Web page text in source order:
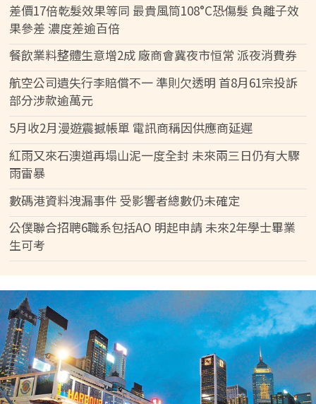
差價17倍乾髮效果等同 最貴風筒108°C恐傷髮 負離子效
果參差 濃度差逾百倍
餐飲業料整體生意增2成 廠商會冀夜市恒常 派夜消費券
航空公司遺失行李賠償不一 準則欠透明 首8月61宗投訴
部分涉款逾萬元
5月收2月漫遊震撼帳單 電訊商稱因供應商延遲
紅雨又來石澳道再塌山泥一度全封 未來兩三日仍有大驟
雨雷暴
數碼港資料洩漏事件 受影響者總數仍未確定
公僕聯合招聘6職系包括AO 明起申請 未來2年學士畢業
生可考